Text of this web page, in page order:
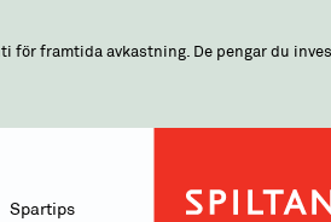
framtida avkastning. De pengar du
Spartips